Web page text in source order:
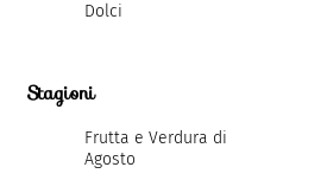
Dolci
Stagioni
Frutta e Verdura di
Agosto